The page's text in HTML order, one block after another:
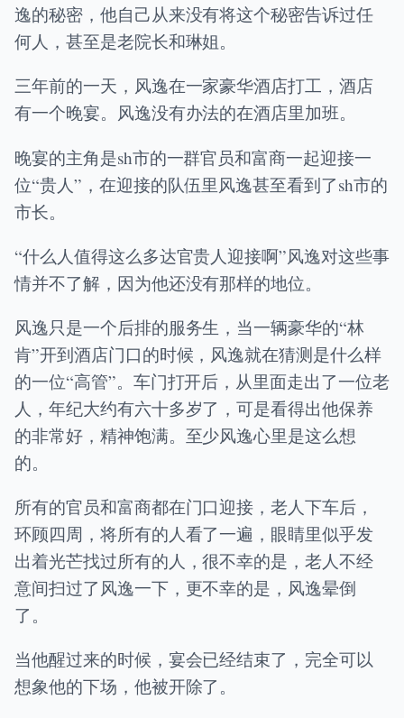
逸的秘密，他自己从来没有将这个秘密告诉过任
何人，甚至是老院长和琳姐。
三年前的一天，风逸在一家豪华酒店打工，酒店
有一个晚宴。风逸没有办法的在酒店里加班。
晚宴的主角是sh市的一群官员和富商一起迎接一
位“贵人”，在迎接的队伍里风逸甚至看到了sh市的
市长。
“什么人值得这么多达官贵人迎接啊”风逸对这些事
情并不了解，因为他还没有那样的地位。
风逸只是一个后排的服务生，当一辆豪华的“林
肯”开到酒店门口的时候，风逸就在猜测是什么样
的一位“高管”。车门打开后，从里面走出了一位老
人，年纪大约有六十多岁了，可是看得出他保养
的非常好，精神饱满。至少风逸心里是这么想
的。
所有的官员和富商都在门口迎接，老人下车后，
环顾四周，将所有的人看了一遍，眼睛里似乎发
出着光芒找过所有的人，很不幸的是，老人不经
意间扫过了风逸一下，更不幸的是，风逸晕倒
了。
当他醒过来的时候，宴会已经结束了，完全可以
想象他的下场，他被开除了。